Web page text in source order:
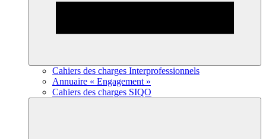
Cahiers des charges Interprofessionnels
Annuaire « Engagement »
Cahiers des charges SIQO